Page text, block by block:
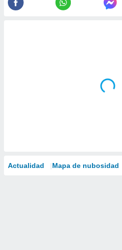
Actualidad Mapa de nubosidad